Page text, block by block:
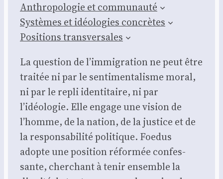
Anthro­po­lo­gie et com­mu­nau­té
Sys­tèmes et idéo­lo­gies concrètes
Posi­tions trans­ver­sales
La ques­tion de l’immigration ne peut être
trai­tée ni par le sen­ti­men­ta­lisme moral,
ni par le repli iden­ti­taire, ni par
l’idéologie. Elle engage une vision de
l’homme, de la nation, de la jus­tice et de
la res­pon­sa­bi­li­té poli­tique. Foe­dus
adopte une posi­tion réfor­mée confes­
sante, cher­chant à tenir ensemble la